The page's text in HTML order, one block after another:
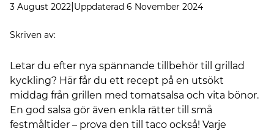
3 August 2022 Uppdaterad 6 November 2024
Skriven av:
Letar du efter nya spännande tillbehör till grillad
kyckling? Här får du ett recept på en utsökt
middag från grillen med tomatsalsa och vita bönor.
En god salsa gör även enkla rätter till små
festmåltider – prova den till taco också! Varje